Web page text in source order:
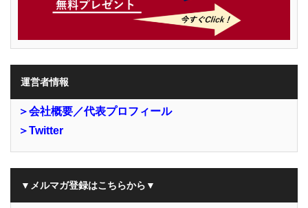
運営者情報
＞会社概要／代表プロフィール
＞Twitter
▼メルマガ登録はこちらから▼